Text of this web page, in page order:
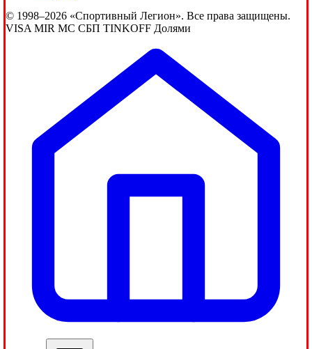
© 1998–2026 «Спортивный Легион». Все права защищены.
VISA MIR MC СБП TINKOFF Долями